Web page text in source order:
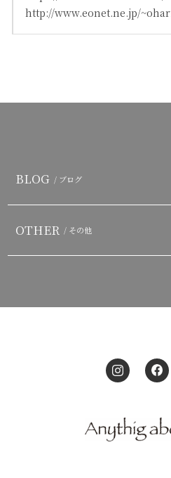
http://www.eonet.ne.jp/
BLOG / ブログ
OTHER / その他